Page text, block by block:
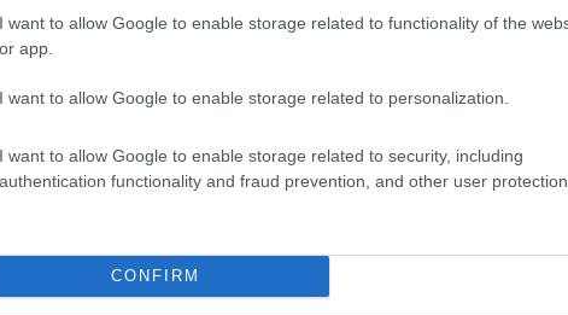
I want to allow Google to enable storage related to functionality of the
or app.
I want to allow Google to enable storage related to personalization.
I want to allow Google to enable storage related to security, including
authentication functionality and fraud prevention, and other user protection.
CONFIRM